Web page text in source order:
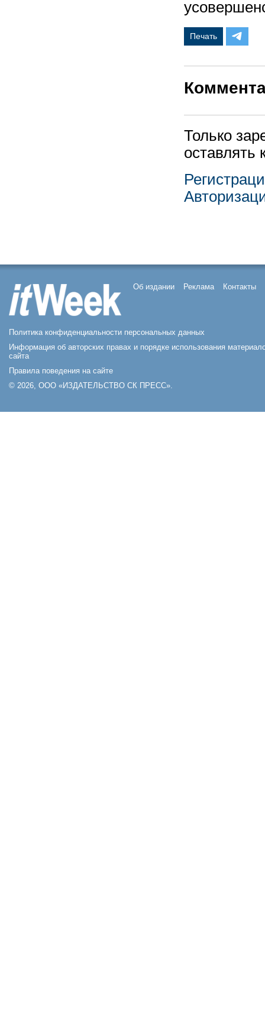
Печать
Только
оставлять
Об издании Реклама Контакты
Политика конфиденциальности персональных данных
Информация об авторских правах и порядке использования
сайта
Правила поведения на сайте
© 2026, ООО «ИЗДАТЕЛЬСТВО СК ПРЕСС».